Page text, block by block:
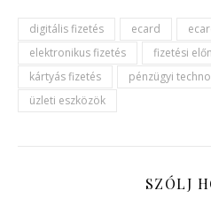
digitális fizetés ecard
elektronikus fizetés
fizetési
kártyás fizetés
pénzügyi
üzleti eszközök
SZÓLJ